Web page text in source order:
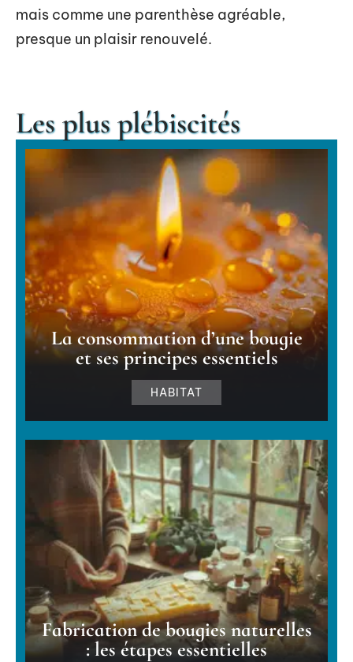
mais comme une parenthèse agréable,
presque un plaisir renouvelé.
Les plus plébiscités
La consommation d’une bougie
et ses principes essentiels
HABITAT
Fabrication de bougies naturelles
: les étapes essentielles